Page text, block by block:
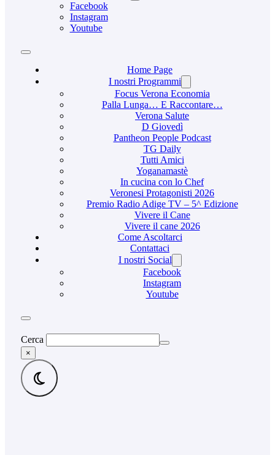
Facebook
Instagram
Youtube
Home Page
I nostri Programmi
Focus Verona Economia
Palla Lunga… E Raccontare…
Verona Salute
D Giovedì
Pantheon People Podcast
TG Daily
Tutti Amici
Yoganamastè
In cucina con lo Chef
Veronesi Protagonisti 2026
Premio Radio Adige TV – 5^ Edizione
Vivere il Cane
Vivere il cane 2026
Come Ascoltarci
Contattaci
I nostri Social
Facebook
Instagram
Youtube
Cerca
×